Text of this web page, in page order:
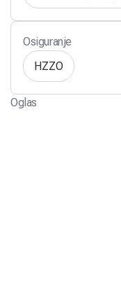
Osiguranje
HZZO
Oglas